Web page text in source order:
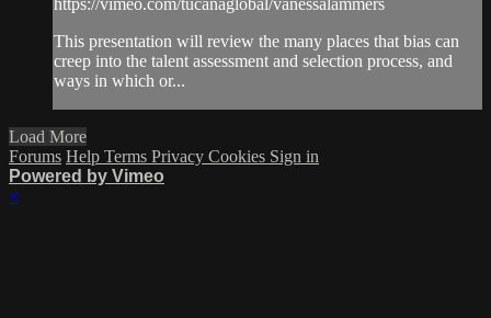
https://vimeo.com/tucanaglobal/vanessalammers
This presentation will review the many places that bias can
creep into the talent assessment and selection process, and
ways in which or...
Load More
Forums Help Terms Privacy Cookies Sign in
Powered by Vimeo
×